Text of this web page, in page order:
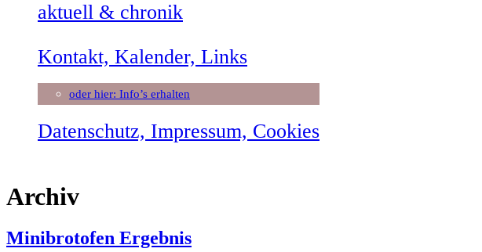
aktuell & chronik
Kontakt, Kalender, Links
oder hier: Info’s erhalten
Datenschutz, Impressum, Cookies
Archiv
Minibrotofen Ergebnis